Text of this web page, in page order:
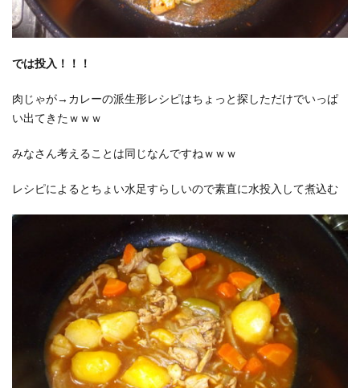
では投入！！！
肉じゃが→カレーの派生形レシピはちょっと探しただけでいっぱ
い出てきたｗｗｗ
みなさん考えることは同じなんですねｗｗｗ
レシピによるとちょい水足すらしいので素直に水投入して煮込む